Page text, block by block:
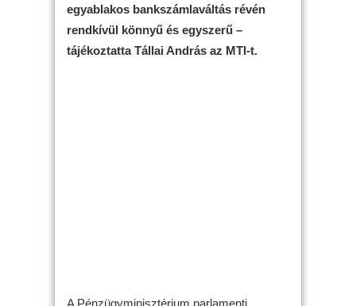
egyablakos bankszámlaváltás révén
rendkívül könnyű és egyszerű –
tájékoztatta Tállai András az MTI-t.
A Pénzügyminisztérium parlamenti